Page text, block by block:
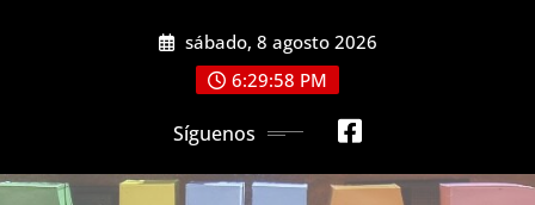
sábado, 8 agosto 2026
6:30:00 PM
Síguenos